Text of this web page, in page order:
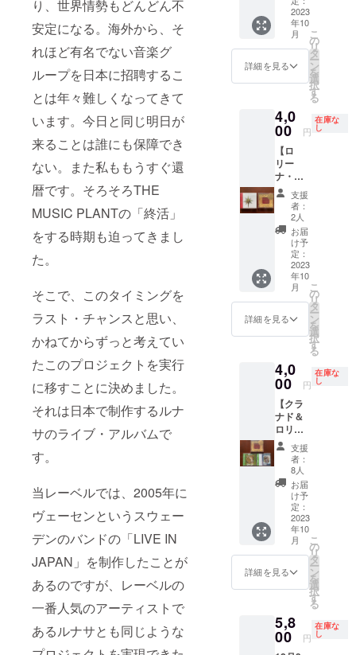
り、世界情勢もどんどん不
安定になる。海外から、そ
れほど有名でない音楽グ
ループを日本に招聘するこ
とは年々難しくなってきて
います。今日と同じ明日が
来ることは誰にも保障でき
ない。また私ももうすぐ還
暦です。そろそろTHE
MUSIC PLANTの「終活」
をする時期も迫ってきまし
た。
そこで、このタイミングを
ラスト・チャンスと思い、
かねてからずっと考えてい
たこのプロジェクトを実行
に移すことに決めました。
それは日本で制作するルナ
サのライブ・アルバムで
す。
当レーベルでは、2005年に
ヴェーセンというスウェー
デンのバンドの「LIVE IN
JAPAN」を制作したことが
あるのですが、レーベルの
一番人気のアーティストで
あるルナサとも同じような
刷物が
発掘さ
れまし
た。以
上の6品
をこの
クラウ
ングが
終了次
第、す
ぐ発送
いたし
ます。
10月末
発送予
定。 ＊
今回制
作する
ルナサ
のライ
ヴ盤は
含まれ
ませ
ん。ご
途お申
し込み
くださ
い。
本と
DVDの
を組み
合わせ
た豪華
ウド
ファン
ディン
グが終
了次
第、す
ぐ発送
いたし
ます。
10月末
発送予
定。 ＊
今回制
作する
ルナサ
のライ
ヴ盤は
ん。ご
希望の
方は別
途お申
し込み
くださ
い。
名前や
メッ
セージ
掲載
（最短
でも２
年間）
けでは
なくロ
ゴや写
真の掲
載も
OK。ご
自身の
演奏会
の告知
などに
もご利
用され
るのも
面白い
かも。
文字数
は200文
しま
す。テ
キスト
は備考
欄にご
記入く
ださ
い。
2023
年10
月
詳細を見る
こ
の
リ
タ
ー
ン
を
選
択
す
る
4,0
00 円
在庫な
し
【ロ
リー
ナ・
マッケ
ニッ
ト】倉
庫から
見つけ
てきた
ロリー
ナ・
マッケ
ニット
の在庫
です。
CDとド
ンタ
リー
DVDが
ついた
『Midwi
nter's
Night
Dream
』、地
中海セ
レク
ション
の『A
Mediter
ranean
Odysse
y』の２
nter's
Night
Dream
支援
者：
2人
お届
け予
定：
2023
年10
月
詳細を見る
こ
の
リ
タ
ー
ン
を
選
択
す
る
4,0
00 円
在庫な
し
【クラ
ナド＆
ロリー
ナ・
マッケ
ニット
のセッ
ト】倉
庫から
見つけ
てきた
ロリー
ナとク
ラナド
の在庫
です。
ドの
CD『林
檎の
支援
者：
8人
お届
け予
定：
2023
年10
月
詳細を見る
こ
の
リ
タ
ー
ン
を
選
択
す
る
5,8
00 円
在庫な
し